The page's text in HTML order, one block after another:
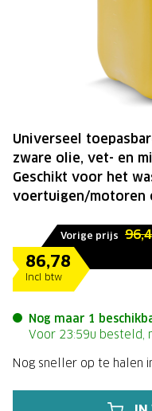
Vorige prijs
86,78
Incl btw
Nog maar 1
Voor 23:59u besteld,
Nog sneller op te halen
Universeel
zware olie, vet- en
Geschikt voor het
voertuigen/motoren